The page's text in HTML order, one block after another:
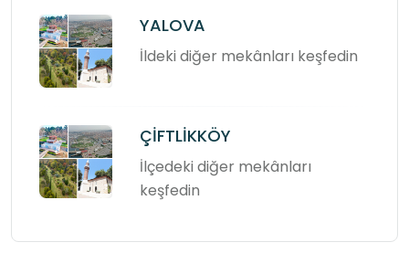
YALOVA
İldeki diğer mekânları keşfedin
ÇİFTLİKKÖY
İlçedeki diğer mekânları
keşfedin